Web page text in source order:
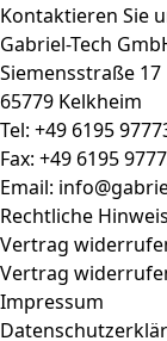
Kontaktieren Sie
Gabriel-Tech
Siemensstraße 17
65779 Kelkheim
Tel: +49 6195
Fax: +49 6195
Email:
Rechtliche
Vertrag
Vertrag
Impressum